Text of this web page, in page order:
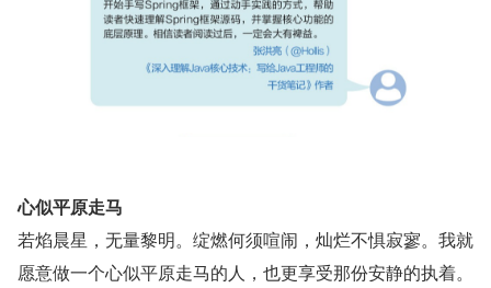
心似平原走马
若焰晨星，无量黎明。绽燃何须喧闹，灿烂不惧寂寥。我就
愿意做一个心似平原走马的人，也更享受那份安静的执着。